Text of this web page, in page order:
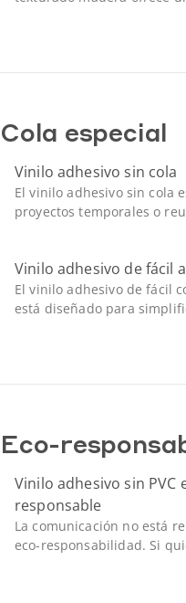
Cola especial
Vinilo adhesivo sin cola
El vinilo adhesivo sin cola
proyectos temporales o
Vinilo adhesivo de fácil
El vinilo adhesivo de fácil
está diseñado para
Eco-
Vinilo adhesivo sin PVC
responsable
La comunicación no está
eco-responsabilidad. Si